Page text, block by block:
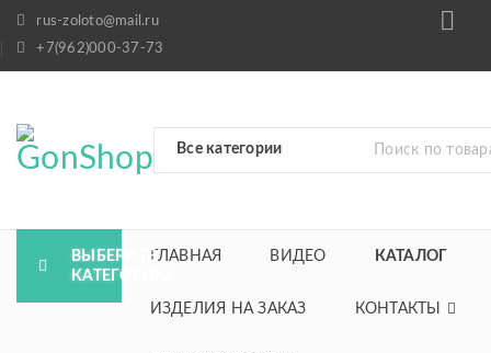
rus-zoloto@mail.ru
+7(962)000-37-73
ВЫБЕРИТЕ
КАТЕГОРИЮ
ГЛАВНАЯ ВИДЕО КАТАЛОГ
ИЗДЕЛИЯ НА ЗАКАЗ КОНТАКТЫ